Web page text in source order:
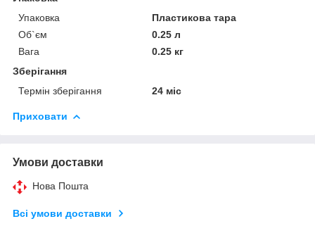
Упаковка
Пластикова тара
Об`єм
0.25 л
Вага
0.25 кг
Зберігання
Термін зберігання
24 міс
Приховати
Умови доставки
Нова Пошта
Всі умови доставки